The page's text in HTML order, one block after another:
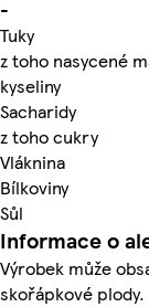
-
Tuky
z toho nasycené
kyseliny
Sacharidy
z toho cukry
Vláknina
Bílkoviny
Sůl
Informace o
Výrobek může
skořápkové plody.